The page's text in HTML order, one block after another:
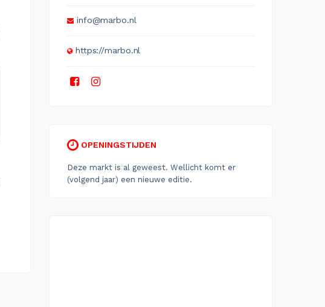
info@marbo.nl
https://marbo.nl
OPENINGSTIJDEN
Deze markt is al geweest. Wellicht komt er
(volgend jaar) een nieuwe editie.